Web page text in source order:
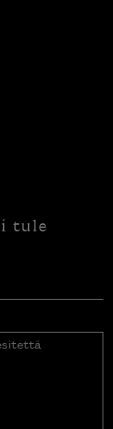
tule